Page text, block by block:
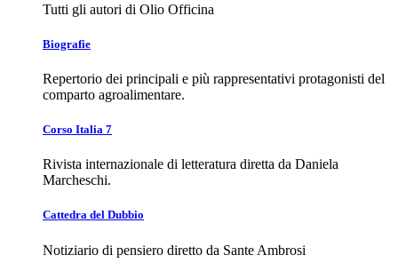
Tutti gli autori di Olio Officina
Biografie
Repertorio dei principali e più rappresentativi protagonisti del
comparto agroalimentare.
Corso Italia 7
Rivista internazionale di letteratura diretta da Daniela
Marcheschi.
Cattedra del Dubbio
Notiziario di pensiero diretto da Sante Ambrosi